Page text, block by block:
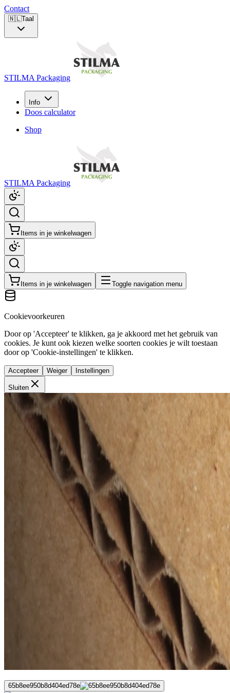
Contact
🇳🇱Taal
STILMA Packaging
Info
Doos calculator
Shop
STILMA Packaging
Items in je winkelwagen
Items in je winkelwagen Toggle navigation menu
Cookievoorkeuren
Door op 'Accepteer' te klikken, ga je akkoord met het gebruik van
cookies. Je kunt ook kiezen welke soorten cookies je wilt toestaan
door op 'Cookie-instellingen' te klikken.
Accepteer Weiger Instellingen
Sluiten
65b8ee950b8d404ed78e